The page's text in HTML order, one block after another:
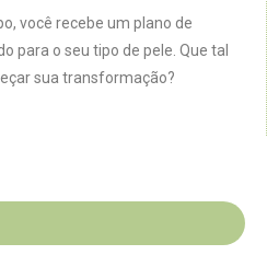
você recebe um plano de
para o seu tipo de pele. Que tal
sua transformação?